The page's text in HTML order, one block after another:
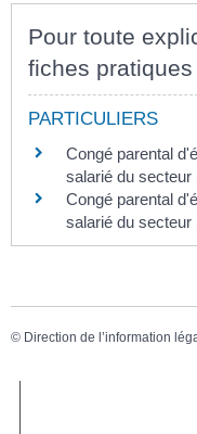
Pour toute
fiches pratiques
PARTICULIERS
Congé parental
salarié du secteur
Congé parental
salarié du secteur
© Direction de l’information